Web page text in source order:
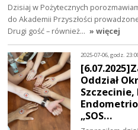
Dzisiaj w Pożytecznych
do Akademii Przyszłości
Drugi gość – również… » więcej
2025-07-06, godz.
Oddział
„SOS…